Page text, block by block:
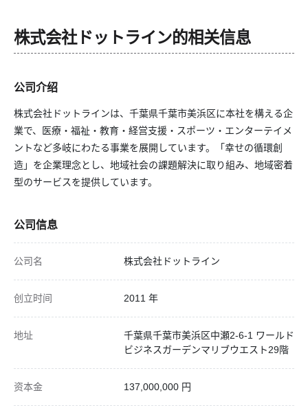
株式会社ドットライン的相关信息
公司介绍
株式会社ドットラインは、千葉県千葉市美浜区に本社を構える企
業で、医療・福祉・教育・経営支援・スポーツ・エンターテイメ
ントなど多岐にわたる事業を展開しています。「幸せの循環創
造」を企業理念とし、地域社会の課題解決に取り組み、地域密着
型のサービスを提供しています。
公司信息
公司名 株式会社ドットライン
创立时间 2011 年
地址
千葉県千葉市美浜区中瀬2-6-1 ワールド
ビジネスガーデンマリブウエスト29階
资本金 137,000,000 円